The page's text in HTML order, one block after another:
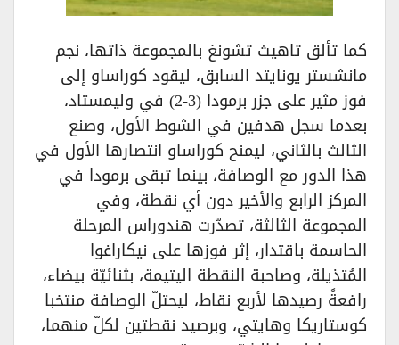
كما تألق تاهيث تشونغ بالمجموعة ذاتها، نجم
مانشستر يونايتد السابق، ليقود كوراساو إلى
فوز مثير على جزر برمودا (3-2) في وليمستاد،
بعدما سجل هدفين في الشوط الأول، وصنع
الثالث بالثاني، ليمنح كوراساو انتصارها الأول في
هذا الدور مع الوصافة، بينما تبقى برمودا في
المركز الرابع والأخير دون أي نقطة، وفي
المجموعة الثالثة، تصدّرت هندوراس المرحلة
الحاسمة باقتدار، إثر فوزها على نيكاراغوا
المُتذيلة، وصاحبة النقطة اليتيمة، بثنائيّة بيضاء،
رافعةً رصيدها لأربع نقاط، ليحتلّ الوصافة منتخبا
كوستاريكا وهايتي، وبرصيد نقطتين لكلّ منهما،